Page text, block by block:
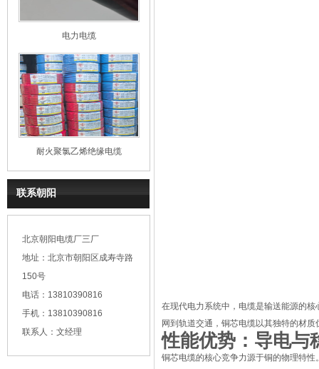
电力电缆
耐火聚氯乙烯绝缘电缆
联系朝阳
北京朝阳电缆厂三厂
地址：北京市朝阳区成寿寺路
150号
电话：13810390816
手机：13810390816
联系人：文经理
在现代电力系统中，电缆是输送能源的
网到轨道交通，铜芯电缆以其独特的材
性能优势：导电与
铜芯电缆的核心竞争力源于铜的物理特